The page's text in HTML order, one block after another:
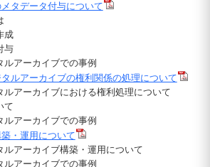
タデータ付与について
成
与
アーカイブでの事例
ルアーカイブの権利関係の処理について
アーカイブにおける権利処理について
て
アーカイブでの事例
・運用について
アーカイブ構築・運用について
アーカイブでの事例